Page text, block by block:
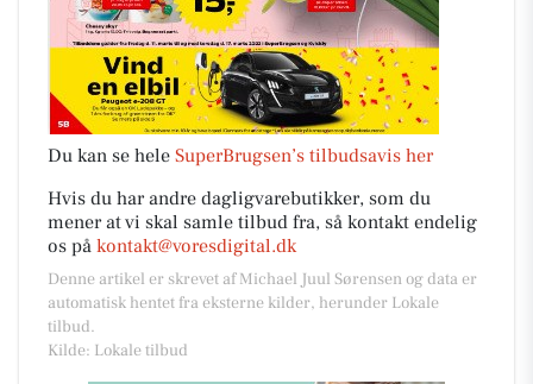
Du kan se hele SuperBrugsen’s tilbudsavis her
Hvis du har andre dagligvarebutikker, som du
mener at vi skal samle tilbud fra, så kontakt endelig
os på kontakt@voresdigital.dk
Denne artikel er skrevet af Michael Juul Sørensen og data er
automatisk hentet fra eksterne kilder, herunder Lokale
tilbud.
Kilde: Lokale tilbud